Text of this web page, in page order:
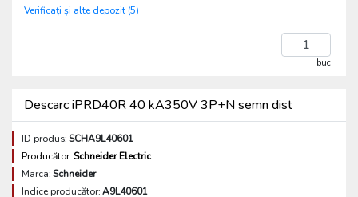
Verificați și alte depozit (5)
buc
Descarc iPRD40R 40 kA350V 3P+N semn dist
ID produs:SCHA9L40601
Producător:Schneider Electric
Marca:Schneider
Indice producător:A9L40601